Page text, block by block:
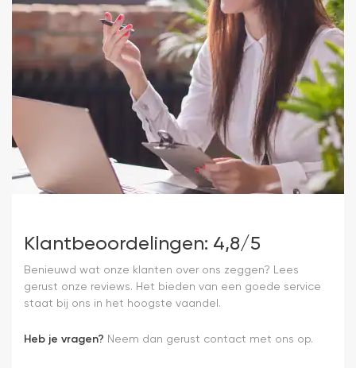
Klantbeoordelingen: 4,8/5
Benieuwd wat onze klanten over ons zeggen? Lees
gerust onze reviews. Het bieden van een goede service
staat bij ons in het hoogste vaandel.
Heb je vragen? Neem dan gerust contact met ons op.